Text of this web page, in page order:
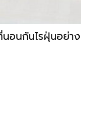
อนกันไรฝุ่นอย่าง